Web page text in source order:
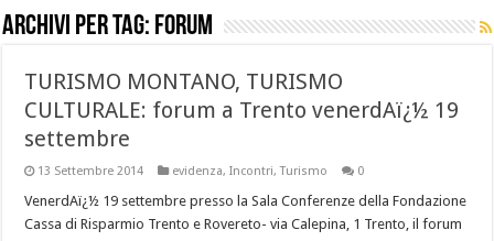
Archivi per tag: forum
TURISMO MONTANO, TURISMO
CULTURALE: forum a Trento venerdAï¿½ 19
settembre
13 Settembre 2014 evidenza,Incontri,Turismo 0
VenerdAï¿½ 19 settembre presso la Sala Conferenze della Fondazione
Cassa di Risparmio Trento e Rovereto- via Calepina, 1 Trento, il forum